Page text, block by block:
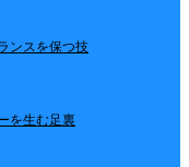
ンスを保つ技
を生む足裏